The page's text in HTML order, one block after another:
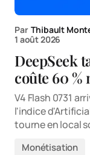
Par Thibault
1 août 2026
DeepSeek
coûte 60 %
V4 Flash 0731
l'indice
tourne en local
Monétisation